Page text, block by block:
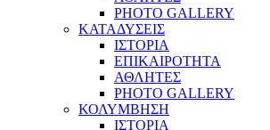
PHOTO GALLERY
ΚΑΤΑΔΥΣΕΙΣ
ΙΣΤΟΡΙΑ
ΕΠΙΚΑΙΡΟΤΗΤΑ
ΑΘΛΗΤΕΣ
PHOTO GALLERY
ΚΟΛΥΜΒΗΣΗ
ΙΣΤΟΡΙΑ